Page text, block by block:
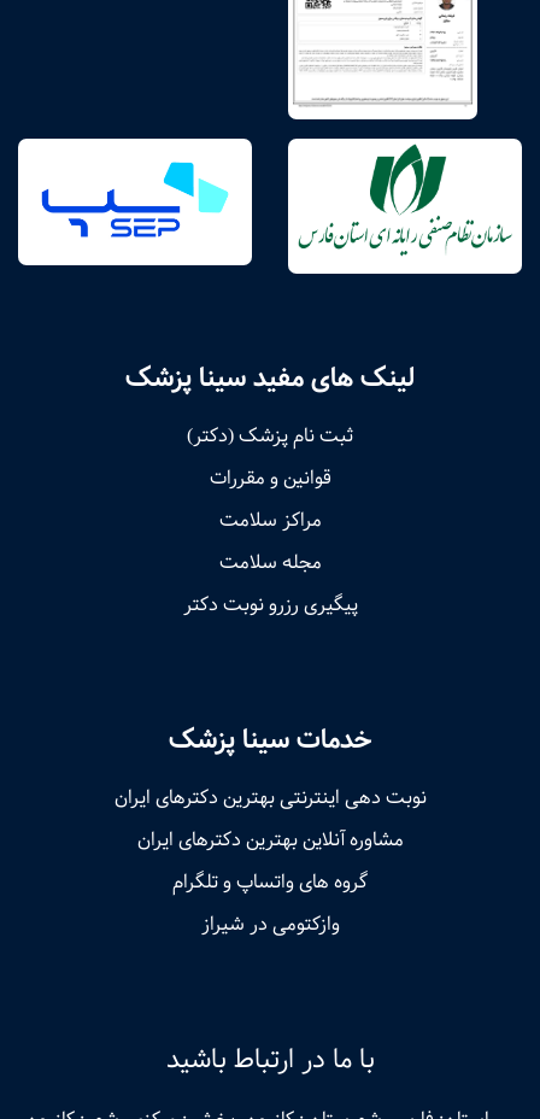
لینک های مفید سینا پزشک
ثبت نام پزشک (دکتر)
قوانین و مقررات
مراکز سلامت
مجله سلامت
پیگیری رزرو نوبت دکتر
خدمات سینا پزشک
نوبت‌ دهی اینترنتی بهترین دکترهای ایران
مشاوره آنلاین بهترین دکترهای ایران
گروه های واتساپ و تلگرام
وازکتومی در شیراز
با ما در ارتباط باشید